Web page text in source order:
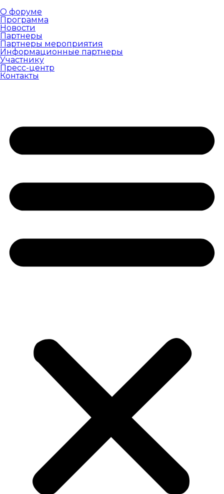
О форуме
Программа
Новости
Партнеры
Партнеры мероприятия
Информационные партнеры
Участнику
Пресс-центр
Контакты